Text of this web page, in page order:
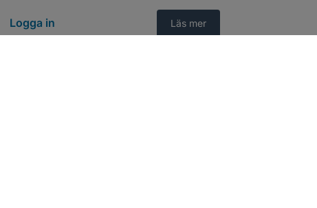
Logga in Läs mer